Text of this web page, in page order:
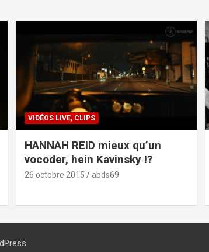
VIDÉOS LIVE, CLIPS
HANNAH REID mieux qu’un
vocoder, hein Kavinsky !?
26 octobre 2015 abds69